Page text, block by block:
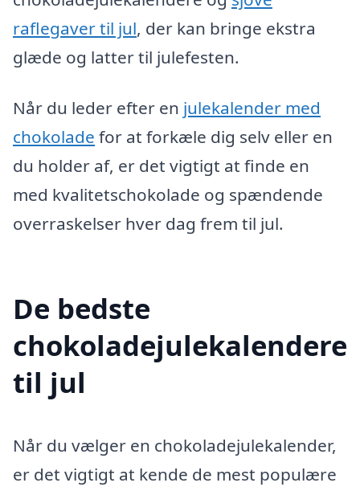
raflegaver til jul, der kan bringe ekstra
glæde og latter til julefesten.
Når du leder efter en julekalender med
chokolade for at forkæle dig selv eller en
du holder af, er det vigtigt at finde en
med kvalitetschokolade og spændende
overraskelser hver dag frem til jul.
De bedste
chokoladejulekalendere
til jul
Når du vælger en chokoladejulekalender,
er det vigtigt at kende de mest populære